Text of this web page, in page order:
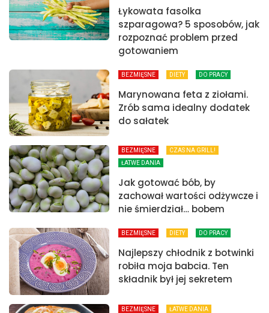
Łykowata fasolka
szparagowa? 5 sposobów, jak
rozpoznać problem przed
gotowaniem
BEZMIĘSNE DIETY DO PRACY
Marynowana feta z ziołami.
Zrób sama idealny dodatek
do sałatek
BEZMIĘSNE
CZAS NA GRILL!
ŁATWE DANIA
Jak gotować bób, by
zachował wartości odżywcze i
nie śmierdział… bobem
BEZMIĘSNE DIETY DO PRACY
Najlepszy chłodnik z botwinki
robiła moja babcia. Ten
składnik był jej sekretem
BEZMIĘSNE ŁATWE DANIA